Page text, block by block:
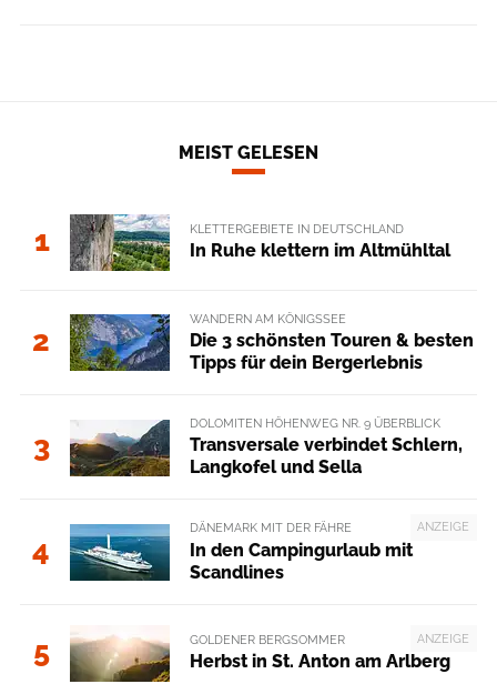
MEIST GELESEN
1 KLETTERGEBIETE IN DEUTSCHLAND
In Ruhe klettern im Altmühltal
2
WANDERN AM KÖNIGSSEE
Die 3 schönsten Touren & besten
Tipps für dein Bergerlebnis
3
DOLOMITEN HÖHENWEG NR. 9 ÜBERBLICK
Transversale verbindet Schlern,
Langkofel und Sella
4
ANZEIGE
DÄNEMARK MIT DER FÄHRE
In den Campingurlaub mit
Scandlines
5 ANZEIGE
GOLDENER BERGSOMMER
Herbst in St. Anton am Arlberg